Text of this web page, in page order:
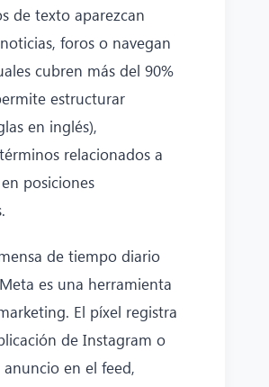
de texto aparezcan
foros o navegan
cubren más del 90%
estructurar
en inglés),
relacionados a
posiciones
de tiempo diario
es una herramienta
El píxel registra
de Instagram o
en el feed,